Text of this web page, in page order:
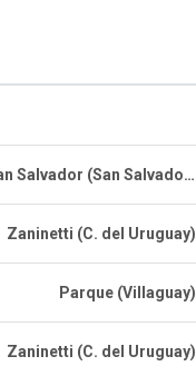
Sportivo San Salvador (San Salvador)
Zaninetti (C. del Uruguay)
Parque (Villaguay)
Zaninetti (C. del Uruguay)